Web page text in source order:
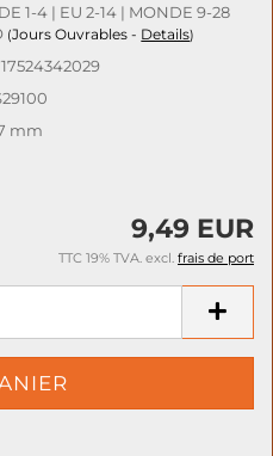
DE 1-4 | EU 2-14 | MONDE 9-28
(Jours Ouvrables - Details)
mm
9,49 EUR
TTC 19% TVA. excl. frais de port